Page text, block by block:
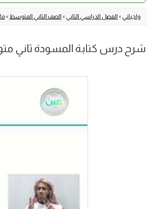
واجباتي » الفصل الدراسي الثاني » الصف الثاني المتوسط »
شرح درس كتابة المسودة ثاني